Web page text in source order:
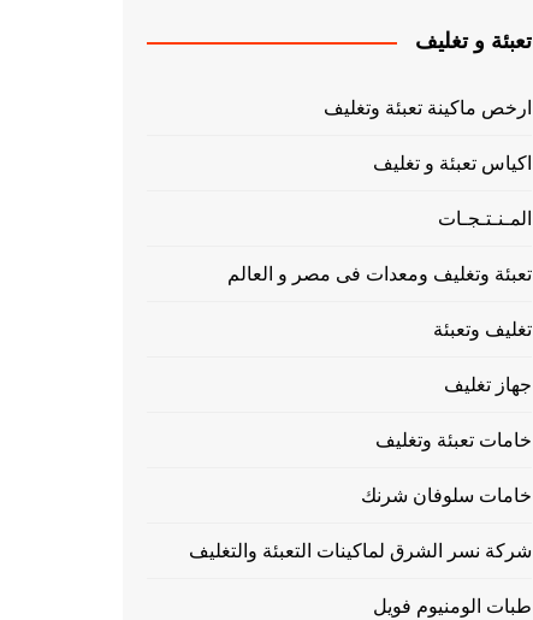
تعبئة و تغليف
ارخص ماكينة تعبئة وتغليف
اكياس تعبئة و تغليف
المـنـتـجـات
تعبئة وتغليف ومعدات فى مصر و العالم
تغليف وتعبئة
جهاز تغليف
خامات تعبئة وتغليف
خامات سلوفان شرنك
شركة نسر الشرق لماكينات التعبئة والتغليف
طبات الومنيوم فويل